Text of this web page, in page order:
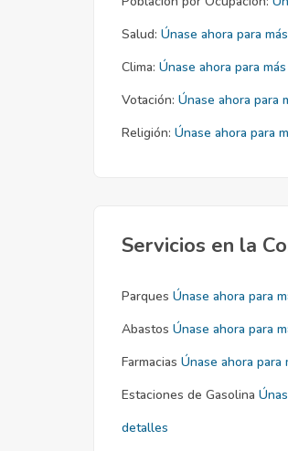
Salud: Únase ahora para
Clima: Únase ahora para
Votación: Únase ahora para
Religión: Únase ahora para
Servicios en la
Parques Únase ahora para
Abastos Únase ahora para
Farmacias Únase ahora para
Estaciones de Gasolina
detalles